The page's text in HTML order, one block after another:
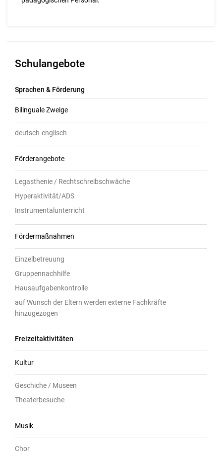
Schulangebote
Sprachen & Förderung
Bilinguale Zweige
deutsch-englisch
Förderangebote
Legasthenie / Rechtschreibschwäche
Hyperaktivität/ADS
Instrumentalunterricht
Fördermaßnahmen
Einzelbetreuung
Gruppennachhilfe
Hausaufgabenkontrolle
auf Wunsch der Eltern werden externe Fachkräfte
hinzugezogen
Freizeitaktivitäten
Kultur
Geschiche / Museen
Theaterbesuche
Musik
Chor